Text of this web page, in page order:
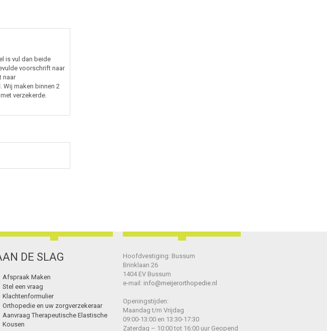
is vul dan beide
voorschrift naar
naar
Wij maken binnen 2
verzekerde.
DE SLAG
Afspraak Maken
Stel een vraag
Klachtenformulier
Orthopedie en uw zorgverzekeraar
Aanvraag Therapeutische Elastische
Kousen
Hoofdvestiging: Bussum
Brinklaan 26
1404 EV Bussum
e-mail: info@meijerorthopedie.nl
Openingstijden:
Maandag t/m Vrijdag
09:00-13:00 en 13:30-17:30
Zaterdag – 10:00 tot 16:00 uur Geopend